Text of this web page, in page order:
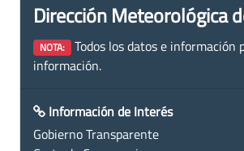
Dirección Meteorológica
NOTA: Todos los datos e información
información.
Información de Interés
Gobierno Transparente